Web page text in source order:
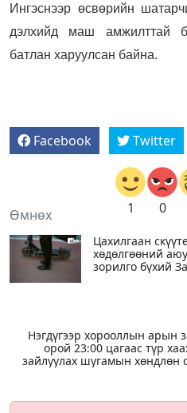
Ингэснээр өсвөрийн
дэлхийд маш амжилттай
батлан харуулсан байна.
Facebook Twitter
1 0
Өмнөх
Цахилгаан
хөдөлгөөний
зорилго бүхий
Нэгдүгээр хорооллын арын
орой 23:00 цагаас түр
зайлуулах шугамын хөндлөн